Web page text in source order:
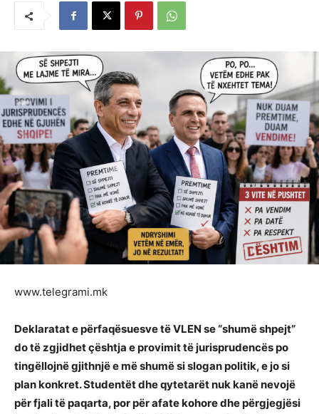
www.telegrami.mk
Deklaratat e përfaqësuesve të VLEN se “shumë shpejt”
do të zgjidhet çështja e provimit të jurisprudencës po
tingëllojnë gjithnjë e më shumë si slogan politik, e jo si
plan konkret. Studentët dhe qytetarët nuk kanë nevojë
për fjali të paqarta, por për afate kohore dhe përgjegjësi